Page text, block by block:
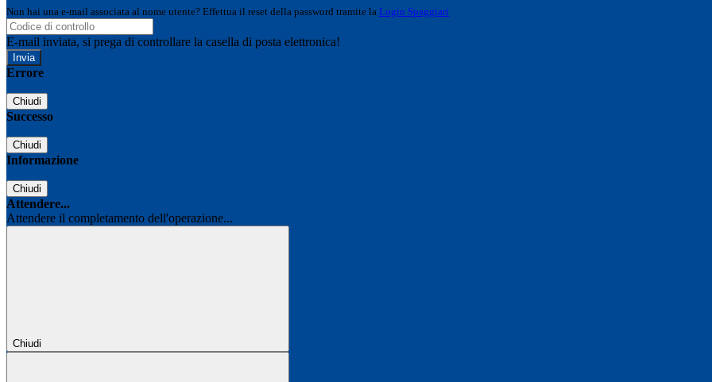
Non hai una e-mail associata al nome utente? Effettua il reset della password tramite la Login Spaggiari
E-mail inviata, si prega di controllare la casella di posta elettronica!
Errore
Chiudi
Successo
Chiudi
Informazione
Chiudi
Attendere...
Attendere il completamento dell'operazione...
Chiudi